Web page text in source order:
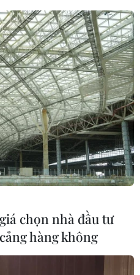
trên khu
2
thông
ở Lào
chọn nhà đầu tư
hàng không